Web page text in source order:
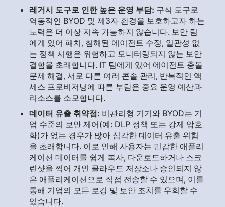
레거시 도구로 인한 높은 운영 부담: 구식 도구로
역동적인 BYOD 및 제3자 환경을 보호하고자 하는
노력은 더 이상 지속 가능하지 않습니다. 보안 팀
에게 있어 패치, 침해된 에이전트 수정, 일관성 없
는 정책 시행은 위험하고 모니터링되지 않는 보안
결함을 초래합니다. IT 팀에게 있어 에이전트 충돌
문제 해결, 서로 다른 여러 콘솔 관리, 반복적인 액
세스 프로비저닝에 따른 부담은 중요 운영 예산과
리소스를 소모합니다.
데이터 유출 취약점: 비관리형 기기와 BYOD는 기
업 수준의 보안 제어(예: DLP 정책 또는 강제 암호
화)가 없는 경우가 많아 심각한 데이터 유출 위험
을 초래합니다. 이로 인해 사용자는 민감한 애플리
케이션 데이터를 쉽게 복사, 다운로드하거나 스크
린샷을 찍어 개인 클라우드 저장소나 승인되지 않
은 애플리케이션으로 직접 전송할 수 있으며, 이를
통해 기업의 모든 로깅 및 보안 조치를 우회할 수
있습니다.